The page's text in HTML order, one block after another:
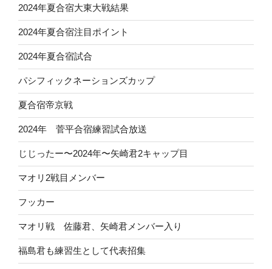
2024年夏合宿大東大戦結果
2024年夏合宿注目ポイント
2024年夏合宿試合
パシフィックネーションズカップ
夏合宿帝京戦
2024年 菅平合宿練習試合放送
じじったー〜2024年〜矢崎君2キャップ目
マオリ2戦目メンバー
フッカー
マオリ戦 佐藤君、矢崎君メンバー入り
福島君も練習生として代表招集